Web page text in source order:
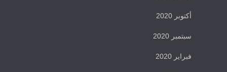
أكتوبر 2020
سبتمبر 2020
فبراير 2020